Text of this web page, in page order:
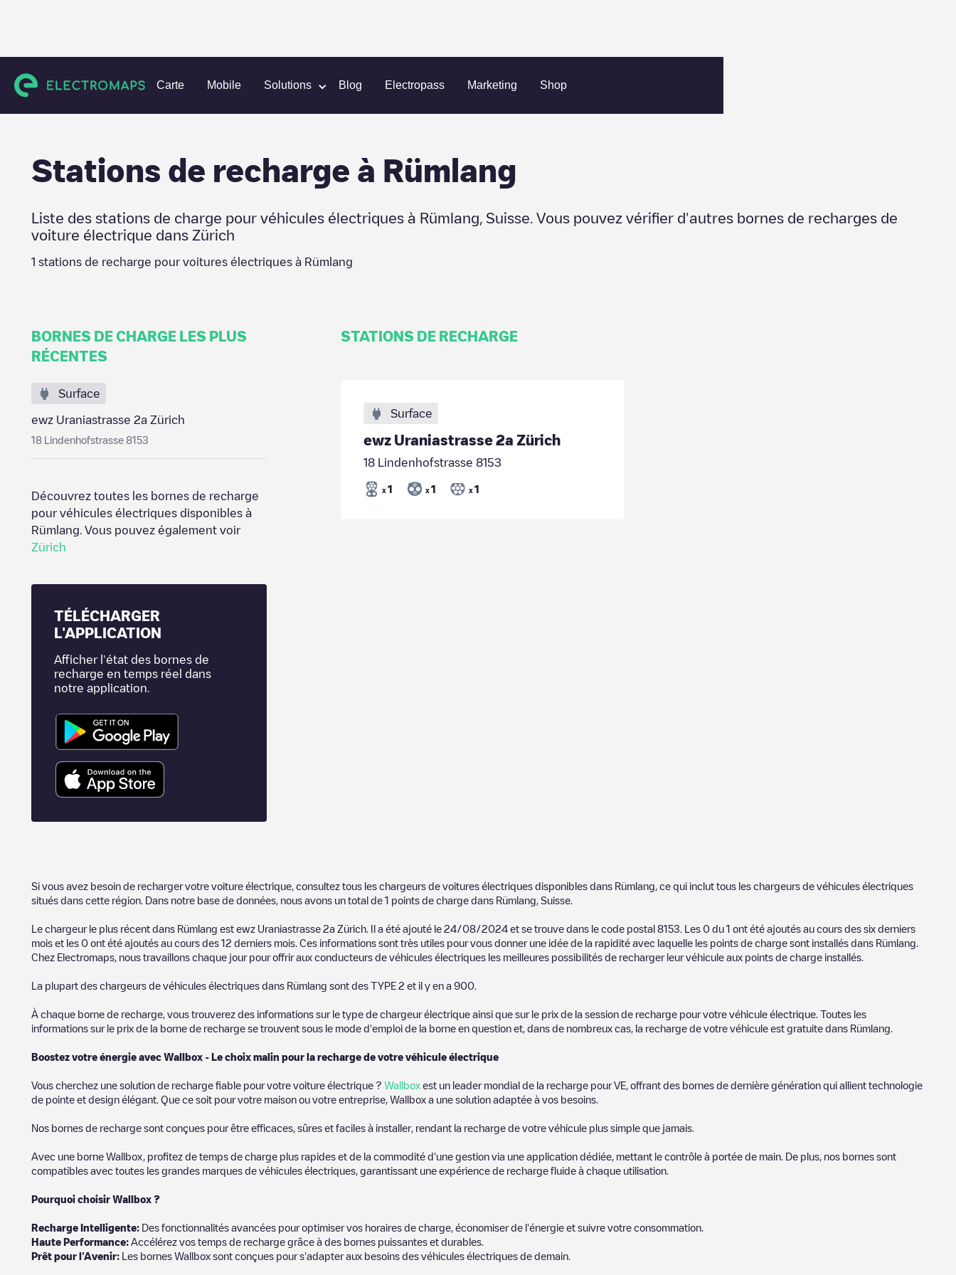
Carte Mobile Solutions Blog Electropass Marketing Shop
Charging stations Suisse Zürich Rümlang
Stations de recharge à Rümlang
Liste des stations de charge pour véhicules électriques à Rümlang Suisse . Vous pouvez vérifier d'autres bornes de recharges de
voiture électrique dans Zürich
1 stations de recharge pour voitures électriques à Rümlang
BORNES DE CHARGE LES PLUS
RÉCENTES
Surface
ewz Uraniastrasse 2a Zürich
18 Lindenhofstrasse 8153
Découvrez toutes les bornes de recharge
pour véhicules électriques disponibles à
Rümlang . Vous pouvez également voir
Zürich
TÉLÉCHARGER
L'APPLICATION
Afficher l'état des bornes de
recharge en temps réel dans
notre application.
STATIONS DE RECHARGE
Surface
ewz Uraniastrasse 2a Zürich
18 Lindenhofstrasse 8153
x 1 x 1 x 1
Si vous avez besoin de recharger votre voiture électrique, consultez tous les chargeurs de voitures électriques disponibles dans Rümlang , ce qui inclut tous les chargeurs de véhicules électriques
situés dans cette région. Dans notre base de données, nous avons un total de 1 points de charge dans Rümlang Suisse
Le chargeur le plus récent dans Rümlang est ewz Uraniastrasse 2a Zürich . Il a été ajouté le 24/08/2024 et se trouve dans le code postal 8153 . Les 0 du 1 ont été ajoutés au cours des six derniers
mois et les 0 ont été ajoutés au cours des 12 derniers mois. Ces informations sont très utiles pour vous donner une idée de la rapidité avec laquelle les points de charge sont installés dans Rümlang
Chez Electromaps, nous travaillons chaque jour pour offrir aux conducteurs de véhicules électriques les meilleures possibilités de recharger leur véhicule aux points de charge installés.
La plupart des chargeurs de véhicules électriques dans Rümlang sont des TYPE 2 et il y en a 900
À chaque borne de recharge, vous trouverez des informations sur le type de chargeur électrique ainsi que sur le prix de la session de recharge pour votre véhicule électrique. Toutes les
informations sur le prix de la borne de recharge se trouvent sous le mode d'emploi de la borne en question et, dans de nombreux cas, la recharge de votre véhicule est gratuite dans Rümlang
Boostez votre énergie avec Wallbox - Le choix malin pour la recharge de votre véhicule électrique
Vous cherchez une solution de recharge fiable pour votre voiture électrique ? Wallbox est un leader mondial de la recharge pour VE, offrant des bornes de dernière génération qui allient technologie
de pointe et design élégant. Que ce soit pour votre maison ou votre entreprise, Wallbox a une solution adaptée à vos besoins.
Nos bornes de recharge sont conçues pour être efficaces, sûres et faciles à installer, rendant la recharge de votre véhicule plus simple que jamais.
Avec une borne Wallbox, profitez de temps de charge plus rapides et de la commodité d'une gestion via une application dédiée, mettant le contrôle à portée de main. De plus, nos bornes sont
compatibles avec toutes les grandes marques de véhicules électriques, garantissant une expérience de recharge fluide à chaque utilisation.
Pourquoi choisir Wallbox ?
Recharge Intelligente: Des fonctionnalités avancées pour optimiser vos horaires de charge, économiser de l'énergie et suivre votre consommation.
Haute Performance: Accélérez vos temps de recharge grâce à des bornes puissantes et durables.
Prêt pour l'Avenir: Les bornes Wallbox sont conçues pour s'adapter aux besoins des véhicules électriques de demain.